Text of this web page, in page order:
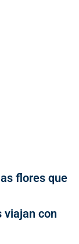
flores que
viajan con